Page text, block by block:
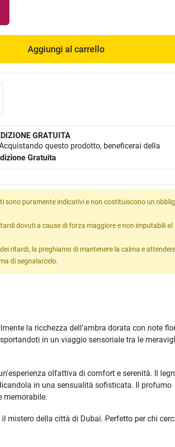
Aggiungi al carrello
GRATUITA
questo prodotto, beneficerai della
Gratuita
sono puramente indicativi e non costituiscono un
dovuti a cause di forza maggiore e non imputabili al
ritardi, la preghiamo di mantenere la calma e
di segnalarcelo.
la ricchezza dell’ambra dorata con note
in un viaggio sensoriale tra le
olfattiva di comfort e serenità. Il
in una sensualità sofisticata. Il profumo
memorabile.
mistero della città di Dubai. Perfetto per chi